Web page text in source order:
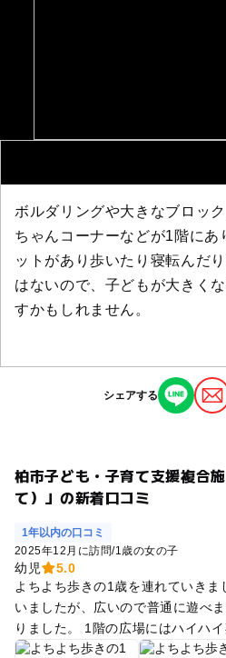
ボルダリングや大きなブロッ
ちゃんコーナーなどが1階にあ
ットがあり歩いたり寝転んだ
はないので、子どもが大きく
すかもしれません。
シェアする
柏市子ども・子育て支援複合
て）」の新着口コミ
1年以内の口コミ
2025年12月に訪問/1歳の女の子
幼児
5.0
よちよち歩きの1歳を連れていき
いましたが、広いので普通に遊べ
りました。 1階の広場にはハイハ
ゃがズラリ。ブロック積み木、プ